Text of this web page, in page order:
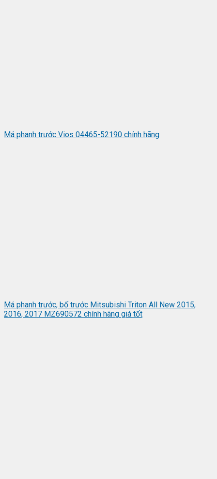
Má phanh trước Vios 04465-52190 chính hãng
Má phanh trước, bố trước Mitsubishi Triton All New 2015,
2016, 2017 MZ690572 chính hãng giá tốt